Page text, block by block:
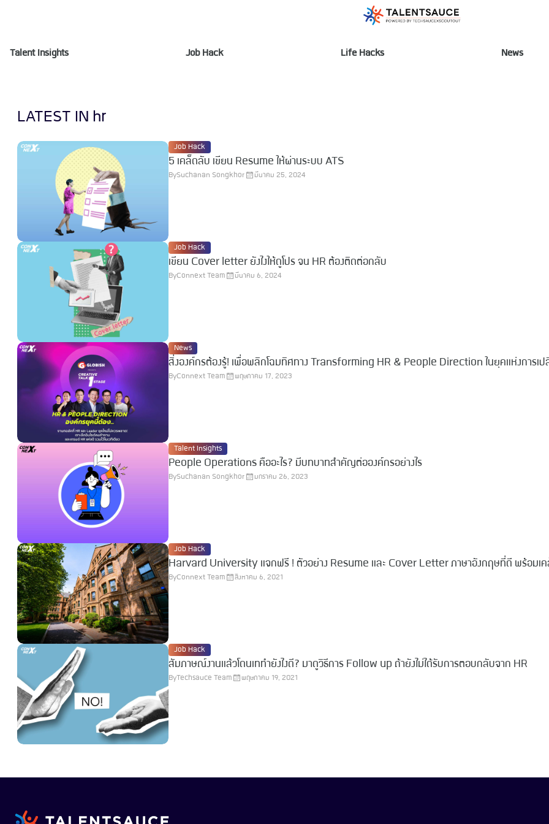
Talent Insights Job Hack Life Hacks News
LATEST IN hr
Job Hack
5 เคล็ดลับ เขียน Resume ให้ผ่านระบบ ATS
BySuchanan Songkhor มีนาคม 25, 2024
Job Hack
เขียน Cover letter ยังไงให้ดูโปร จน HR ต้องติดต่อกลับ
ByConnext Team มีนาคม 6, 2024
News
สิ่งองค์กรต้องรู้! เพื่อพลิกโฉมทิศทาง Transforming HR & People Direction ในยุคแห่งการเป
ByConnext Team พฤษภาคม 17, 2023
Talent Insights
People Operations คืออะไร? มีบทบาทสำคัญต่อองค์กรอย่างไร
BySuchanan Songkhor มกราคม 26, 2023
Job Hack
Harvard University แจกฟรี ! ตัวอย่าง Resume และ Cover Letter ภาษาอังกฤษที่ดี พร้อมเคล็
ByConnext Team สิงหาคม 6, 2021
Job Hack
สัมภาษณ์งานแล้วโดนเททำยังไงดี? มาดูวิธีการ Follow up ถ้ายังไม่ได้รับการตอบกลับจาก HR
ByTechsauce Team พฤษภาคม 19, 2021